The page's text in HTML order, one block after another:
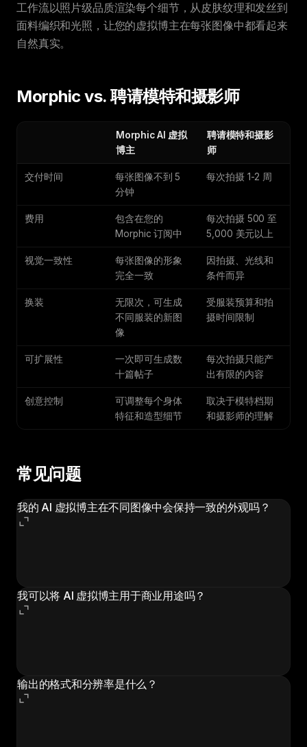
工作流以照片级品质渲染每个细节，从皮肤纹理和发丝到
面料编织和光照，让您的虚拟博主在每张图像中都看起来
自然真实。
Morphic vs. 聘请模特和摄影师
Morphic AI 虚拟
博主
聘请模特和摄影
师
交付时间
每张图像不到 5
分钟
每次拍摄 1-2 周
费用
包含在您的
Morphic 订阅中
每次拍摄 500 至
5,000 美元以上
视觉一致性
每张图像的形象
完全一致
因拍摄、光线和
条件而异
换装
无限次，可生成
不同服装的新图
像
受服装预算和拍
摄时间限制
可扩展性
一次即可生成数
十篇帖子
每次拍摄只能产
出有限的内容
创意控制
可调整每个身体
特征和造型细节
取决于模特档期
和摄影师的理解
常见问题
我的 AI 虚拟博主在不同图像中会保持一致的外观吗？
我可以将 AI 虚拟博主用于商业用途吗？
输出的格式和分辨率是什么？